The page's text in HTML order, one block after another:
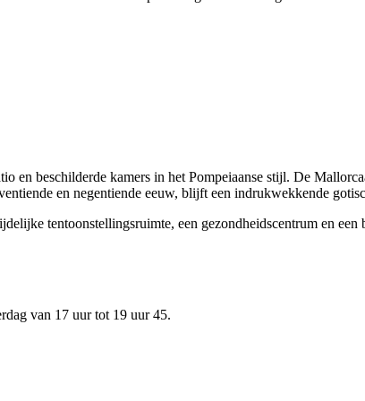
en beschilderde kamers in het Pompeiaanse stijl. De
en negentiende eeuw, blijft een indrukwekkende
tentoonstellingsruimte, een gezondheidscentrum en
van 17 uur tot 19 uur 45.